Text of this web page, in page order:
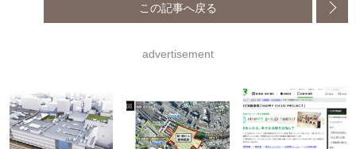
この記事へ戻る
advertisement